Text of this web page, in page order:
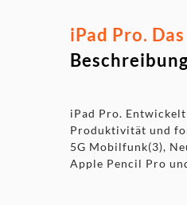
iPad Pro.
iPad Pro.
Produktivität und
5G Mobilfunk(3),
Apple Pencil Pro